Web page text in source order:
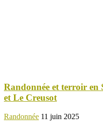
Randonnée et terroir en
et Le Creusot
Randonnée 11 juin 2025